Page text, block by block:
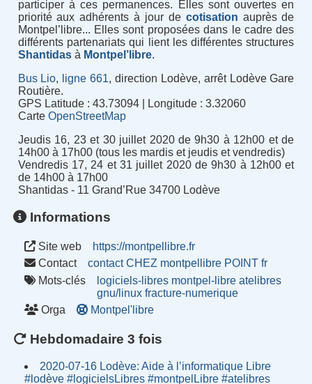
participer à ces permanences. Elles sont ouvertes en
priorité aux adhérents à jour de cotisation auprès de
Montpel’libre... Elles sont proposées dans le cadre des
différents partenariats qui lient les différentes structures
Shantidasà Montpel’libre.
Bus Lio, ligne 661, direction Lodève, arrêt Lodève Gare
Routière.
GPS Latitude : 43.73094 | Longitude : 3.32060
Carte OpenStreetMap
Jeudis 16, 23 et 30 juillet 2020 de 9h30 à 12h00 et de
14h00 à 17h00 (tous les mardis et jeudis et vendredis)
Vendredis 17, 24 et 31 juillet 2020 de 9h30 à 12h00 et
de 14h00 à 17h00
Shantidas - 11 Grand’Rue 34700 Lodève
Informations
Site web
https://montpellibre.fr
Contact
contact CHEZ montpellibre POINT fr
Mots-clés
logiciels-libres montpel-libre atelibres
gnu/linux fracture-numerique
Orga
Montpel'libre
Hebdomadaire 3 fois
2020-07-16 Lodève: Aide à l’informatique Libre
#lodève #logicielsLibres #montpelLibre #atelibres